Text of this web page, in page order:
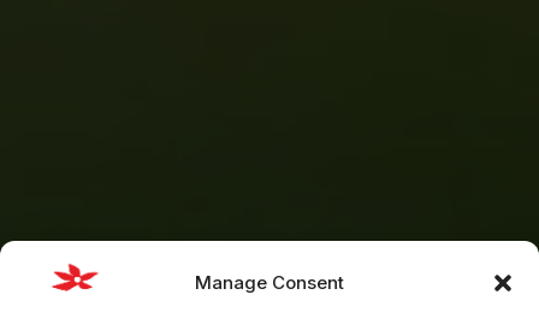
Manage Consent